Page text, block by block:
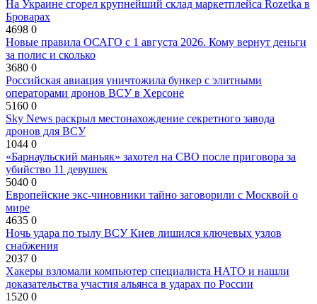
На Украине сгорел крупнейший склад маркетплейса Rozetka в
Броварах
4698 0
Новые правила ОСАГО с 1 августа 2026. Кому вернут деньги
за полис и сколько
3680 0
Российская авиация уничтожила бункер с элитными
операторами дронов ВСУ в Херсоне
5160 0
Sky News раскрыл местонахождение секретного завода
дронов для ВСУ
1044 0
«Барнаульский маньяк» захотел на СВО после приговора за
убийство 11 девушек
5040 0
Европейские экс-чиновники тайно заговорили с Москвой о
мире
4635 0
Ночь удара по тылу ВСУ Киев лишился ключевых узлов
снабжения
2037 0
Хакеры взломали компьютер специалиста НАТО и нашли
доказательства участия альянса в ударах по России
1520 0